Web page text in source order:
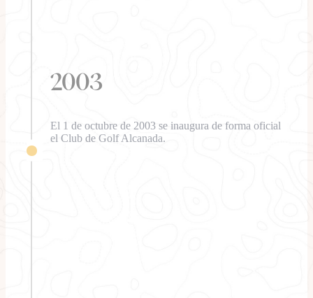
2003
El 1 de octubre de 2003 se inaugura de forma oficial
el Club de Golf Alcanada.